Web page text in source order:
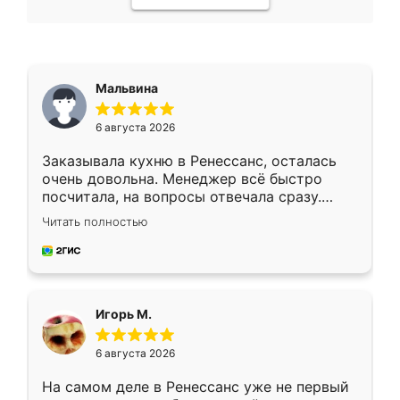
Мальвина
6 августа 2026
Заказывала кухню в Ренессанс, осталась
очень довольна. Менеджер всё быстро
посчитала, на вопросы отвечала сразу.
Замерщик приехал в субботу, подошёл к
делу со всей ответственностью. Собрали
за день, ребята работали аккуратно, даже
Читать полностью
Игорь М.
6 августа 2026
На самом деле в Ренессанс уже не первый